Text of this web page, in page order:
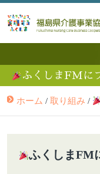
ふくしまFMに
ホーム / 取り組み /
ふくしまFM